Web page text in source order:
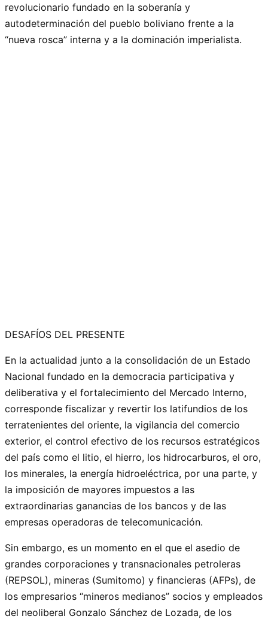
revolucionario fundado en la soberanía y
autodeterminación del pueblo boliviano frente a la
“nueva rosca” interna y a la dominación imperialista.
DESAFÍOS DEL PRESENTE
En la actualidad junto a la consolidación de un Estado
Nacional fundado en la democracia participativa y
deliberativa y el fortalecimiento del Mercado Interno,
corresponde fiscalizar y revertir los latifundios de los
terratenientes del oriente, la vigilancia del comercio
exterior, el control efectivo de los recursos estratégicos
del país como el litio, el hierro, los hidrocarburos, el oro,
los minerales, la energía hidroeléctrica, por una parte, y
la imposición de mayores impuestos a las
extraordinarias ganancias de los bancos y de las
empresas operadoras de telecomunicación.
Sin embargo, es un momento en el que el asedio de
grandes corporaciones y transnacionales petroleras
(REPSOL), mineras (Sumitomo) y financieras (AFPs), de
los empresarios “mineros medianos” socios y empleados
del neoliberal Gonzalo Sánchez de Lozada, de los